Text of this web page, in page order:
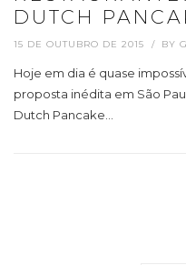
DUTCH
15 DE OUTUBRO DE 2015 BY
Hoje em dia é quase
proposta inédita em São
Dutch Pancake…